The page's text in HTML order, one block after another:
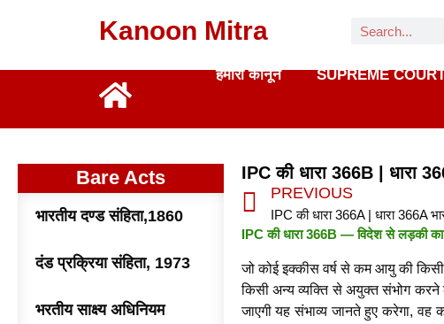
Kanoon Mitra
हमारा कानून SUPREME
Bare Acts
भारतीय दण्ड संहिता,1860
दंड प्रक्रिया संहिता, 1973
भरतीय साक्ष्य अधिनियम
IPC की धारा 366B | धारा
PREVIOUS
IPC की धारा 366B — विदेश से लड़की
जो कोई इक्कीस वर्ष से कम आयु की
किसी अन्य व्यक्ति से अयुक्त संभोग करने
जाएगी यह संभाव्य जानते हुए करेगा, वह